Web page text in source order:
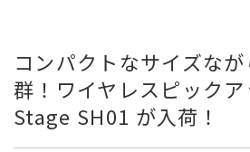
コンパクトなサイズな
群！ワイヤレスピック
Stage SH01 が入荷！